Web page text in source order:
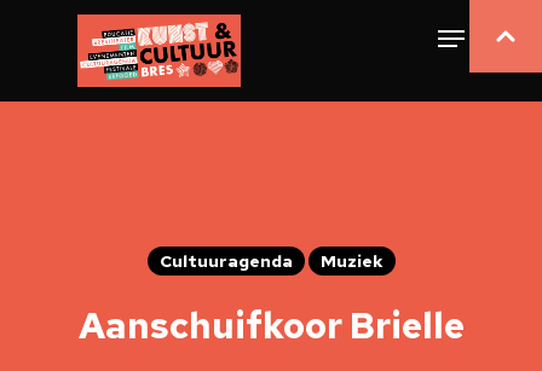
Cultuuragenda Muziek
Aanschuifkoor Brielle